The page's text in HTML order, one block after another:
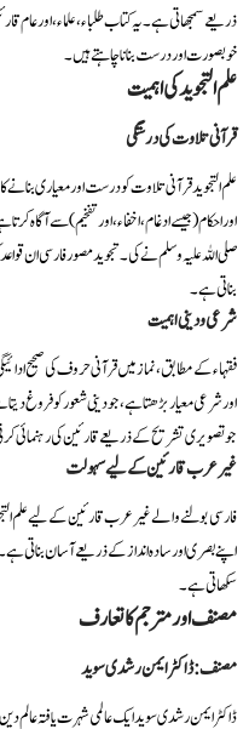
ذریعے سمجھاتی ہے۔ یہ کتاب طلباء، علماء، اور
خوبصورت اور درست بنانا چاہتے ہیں۔
علم التجوید کی اہمیت
قرآنی تلاوت کی درستگی
علم التجوید قرآنی تلاوت کو درست اور معیاری
اور احکام (جیسے ادغام، اخفاء، اور تفخیم) سے آگاہ
صلی اللہ علیہ وسلم نے کی۔ تجوید مصور فارسی ان
بناتی ہے۔
شرعی و دینی اہمیت
فقہاء کے مطابق، نماز میں قرآنی حروف کی صحیح
اور شرعی معیار بڑھتا ہے، جو دینی شعور کو فروغ
جو تصویری تشریح کے ذریعے قارئین کی رہنمائی
غیر عرب قارئین کے لیے سہولت
فارسی بولنے والے غیر عرب قارئین کے لیے علم
اپنے بصری اور سادہ انداز کے ذریعے آسان بناتی
سکھاتی ہے۔
مصنف اور مترجم کا تعارف
مصنف: ڈاکٹر ایمن رشدی سوید
ڈاکٹر ایمن رشدی سوید ایک عالمی شہرت یافتہ عالم